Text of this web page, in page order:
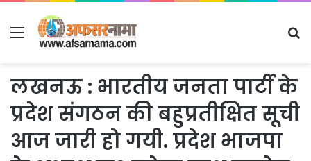
Menu
लखनऊ : भारतीय जनता पार्टी के
प्रदेश संगठन की बहुप्रतीक्षित सूची
आज जारी हो गयी. प्रदेश भाजपा